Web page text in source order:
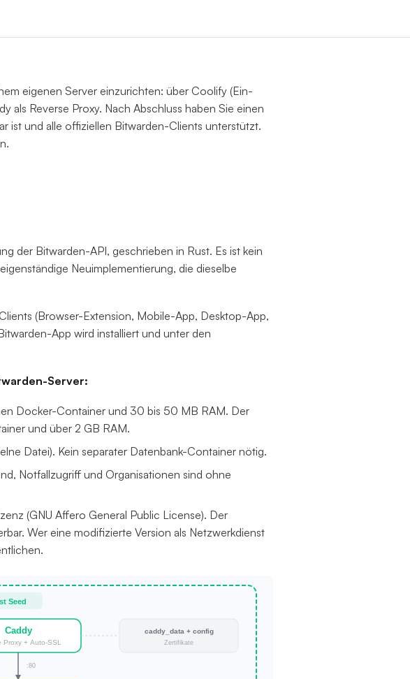
eigenen Server einzurichten: über Coolify (Ein-
als Reverse Proxy. Nach Abschluss haben Sie einen
ist und alle offiziellen Bitwarden-Clients unterstützt.
der Bitwarden-API, geschrieben in Rust. Es ist kein
Neuimplementierung, die dieselbe
(Browser-Extension, Mobile-App, Desktop-App,
App wird installiert und unter den
Server:
Docker-Container und 30 bis 50 MB RAM. Der
und über 2 GB RAM.
Datei). Kein separater Datenbank-Container nötig.
Notfallzugriff und Organisationen sind ohne
(GNU Affero General Public License). Der
Wer eine modifizierte Version als Netzwerkdienst